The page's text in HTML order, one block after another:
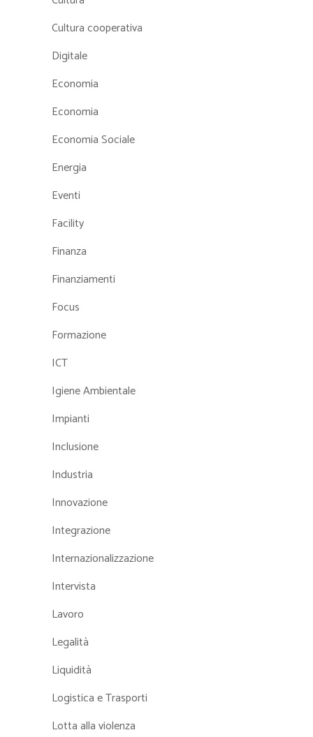
Cultura cooperativa
Digitale
Economia
Economia
Economia Sociale
Energia
Eventi
Facility
Finanza
Finanziamenti
Focus
Formazione
ICT
Igiene Ambientale
Impianti
Inclusione
Industria
Innovazione
Integrazione
Internazionalizzazione
Intervista
Lavoro
Legalità
Liquidità
Logistica e Trasporti
Lotta alla violenza